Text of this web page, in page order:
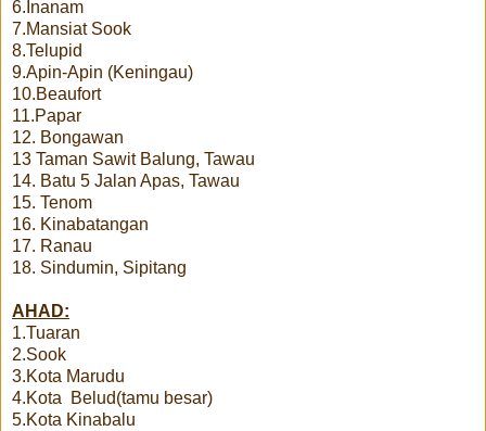
6.Inanam
7.Mansiat Sook
8.Telupid
9.Apin-Apin (Keningau)
10.Beaufort
11.Papar
12. Bongawan
13 Taman Sawit Balung, Tawau
14. Batu 5 Jalan Apas, Tawau
15. Tenom
16. Kinabatangan
17. Ranau
18. Sindumin, Sipitang
AHAD:
1.Tuaran
2.Sook
3.Kota Marudu
4.Kota Belud(tamu besar)
5.Kota Kinabalu